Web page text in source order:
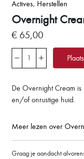
Actives, Herstellen
Overnight
€ 65,00
De Overnight Cream
en/of onrustige huid.
Meer lezen over
Graag je aandacht